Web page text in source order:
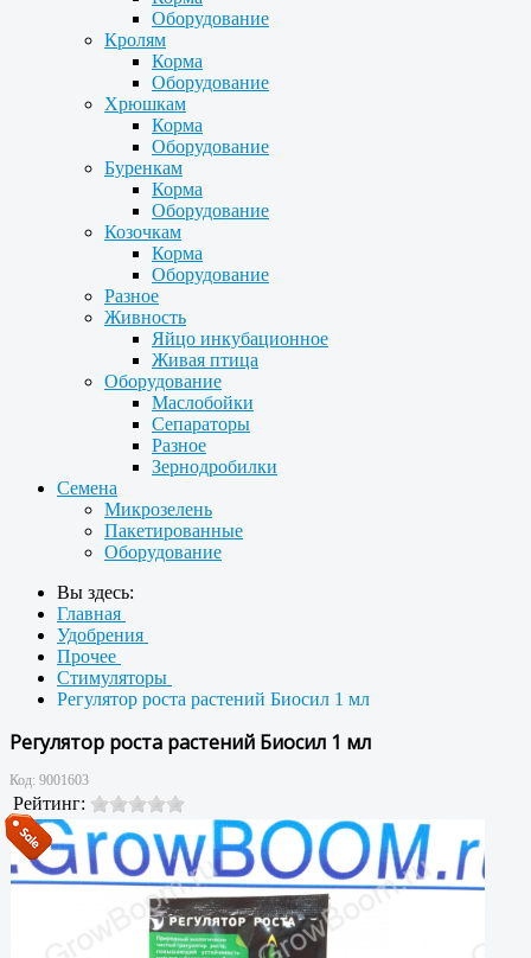
Оборудование
Кролям
Корма
Оборудование
Хрюшкам
Корма
Оборудование
Буренкам
Корма
Оборудование
Козочкам
Корма
Оборудование
Разное
Живность
Яйцо инкубационное
Живая птица
Оборудование
Маслобойки
Сепараторы
Разное
Зернодробилки
Семена
Микрозелень
Пакетированные
Оборудование
Вы здесь:
Главная
Удобрения
Прочее
Стимуляторы
Регулятор роста растений Биосил 1 мл
Регулятор роста растений Биосил 1 мл
Код: 9001603
Рейтинг: